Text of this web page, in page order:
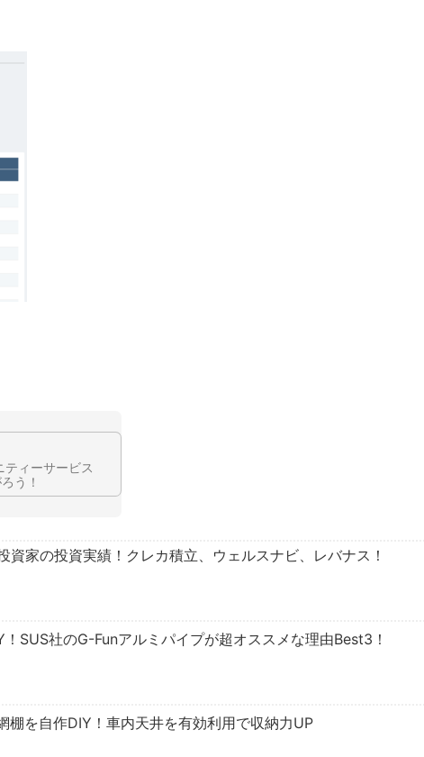
ティーサービス
う！
資家の投資実績！クレカ積立、ウェルスナビ、レバナス！
SUS社のG-Funアルミパイプが超オススメな理由Best3！
棚を自作DIY！車内天井を有効利用で収納力UP